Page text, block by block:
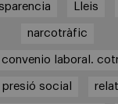
Lleis
narcotràfic
laboral.
presió social